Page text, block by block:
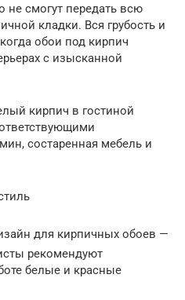
не смогут передать всю
кладки. Вся грубость и
обои под кирпич
с изысканной
кирпич в гостиной
состаренная мебель и
для кирпичных обоев —
рекомендуют
белые и красные